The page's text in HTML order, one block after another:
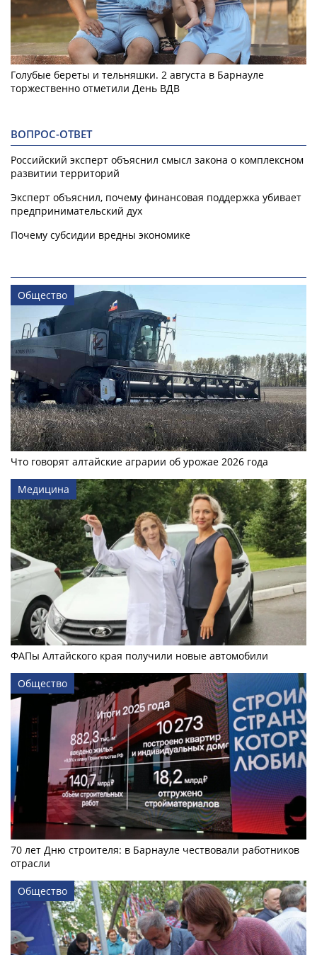
Голубые береты и тельняшки. 2 августа в Барнауле
торжественно отметили День ВДВ
ВОПРОС-ОТВЕТ
Российский эксперт объяснил смысл закона о комплексном
развитии территорий
Эксперт объяснил, почему финансовая поддержка убивает
предпринимательский дух
Почему субсидии вредны экономике
Общество
Что говорят алтайские аграрии об урожае 2026 года
Медицина
ФАПы Алтайского края получили новые автомобили
Общество
70 лет Дню строителя: в Барнауле чествовали работников
отрасли
Общество